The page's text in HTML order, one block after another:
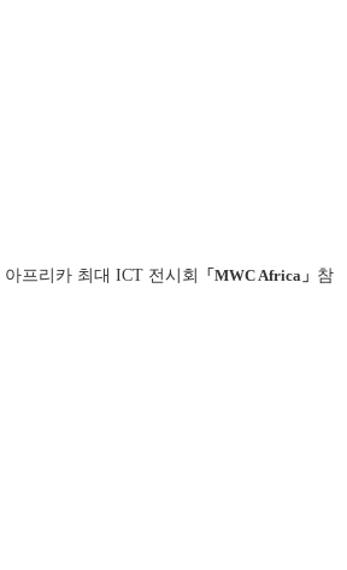
아프리카 최대 ICT 전시회 「MWC Africa 」 참